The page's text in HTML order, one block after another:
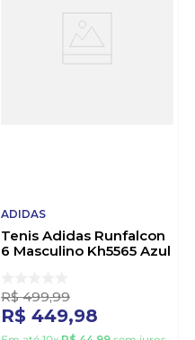
ADIDAS
Tenis Adidas Runfalcon
6 Masculino Kh5565 Azul
R$ 499,99
R$ 449,98